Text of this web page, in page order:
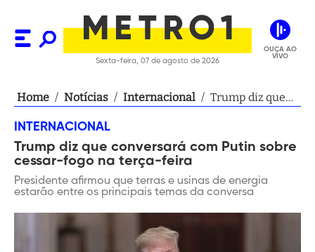
Sexta-feira, 07 de agosto de 2026
OUÇA AO
VIVO
Home / Notícias / Internacional / Trump diz que
cessar-fogo na
INTERNACIONAL
Trump diz que conversará com Putin sobre
cessar-fogo na terça-feira
Presidente afirmou que terras e usinas de energia
estarão entre os principais temas da conversa